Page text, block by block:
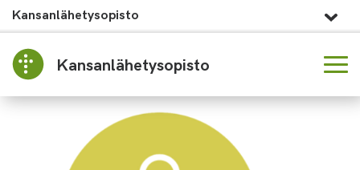
Kansanlähetysopisto
Kansanlähetysopisto